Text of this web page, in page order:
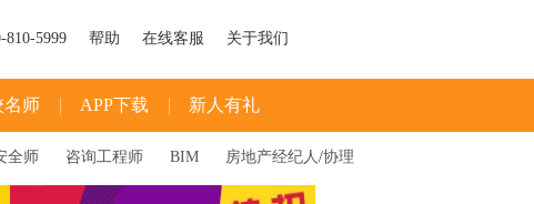
关于我们
在线客服
帮助
5999
名师 APP下载 新人有礼
全师 咨询工程师 BIM 房地产经纪人/协理